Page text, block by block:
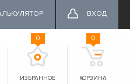
ВХОД
ИЗБРАННОЕ
0
КОРЗИНА
0